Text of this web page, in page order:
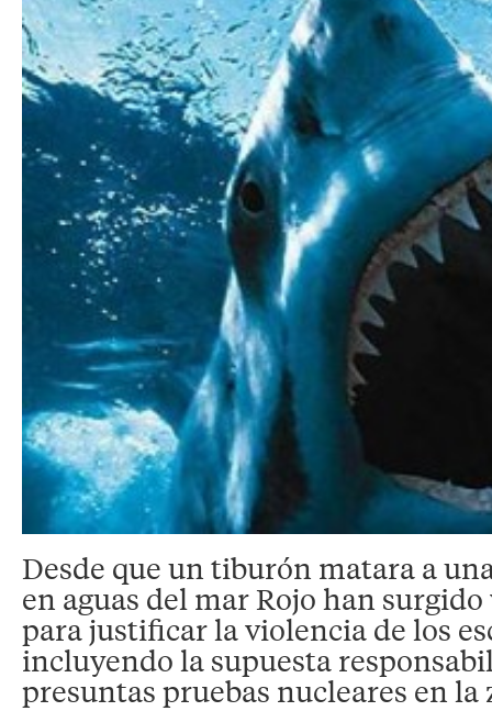
Desde que un tiburón matara a
en aguas del mar Rojo han
para justificar la violencia de los
incluyendo la supuesta
presuntas pruebas nucleares en la